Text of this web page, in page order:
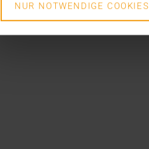
NUR NOTWENDIGE COOKIES